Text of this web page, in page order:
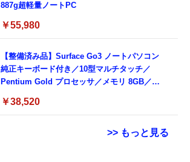
887g超軽量ノートPC
￥55,980
【整備済み品】Surface Go3 ノートパソコン
純正キーボード付き／10型マルチタッチ／
Pentium Gold プロセッサ／メモリ 8GB／
Bluetooth5.0／USB-C／1080p顔認証カメラ
￥38,520
>> もっと見る